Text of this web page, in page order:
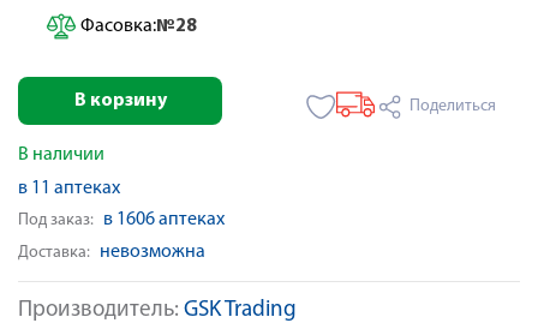
Производитель: GSK Trading
Фасовка:№28
В корзину Поделиться
В наличии
в 11 аптеках
Под заказ: в 1606 аптеках
Доставка: невозможна